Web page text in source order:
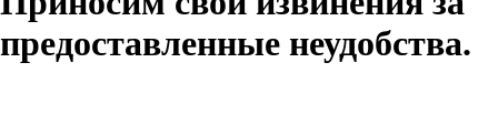
предоставленные неудобства.